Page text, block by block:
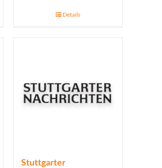
Details
Stuttgarter